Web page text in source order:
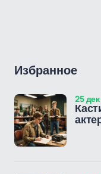
Избранное
25